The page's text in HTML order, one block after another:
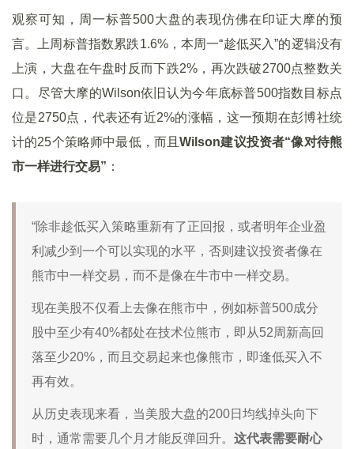
观察可知，周一标普500大盘的表现仿佛在印证大摩的预
言。上周标普指数累跌1.6%，本周一“趁低买入”的逻辑没有
上演，大盘在午盘时反而下跌2%，再次跌破2700点整数关
口。尽管大摩的Wilson依旧认为今年底标普500指数目标点
位是2750点，代表还有近2%的涨幅，这一预期在彭博社统
计的25个策略师中最低，而且Wilson建议投资者“像对待熊
市一样进行交易” ：
“除非趁低买入策略重新有了正回报，或者明年企业盈
利减少到一个可以实现的水平，否则建议投资者像在
熊市中一样交易，而不是像在牛市中一样交易。
现在美股不仅看上去像在熊市中，例如标普500成分
股中至少有40%都处在技术位熊市，即从52周新高回
落至少20%，而且交易起来也像熊市，即逢低买入不
再有效。
从历史表现来看，当美股大盘的200日均线掉头向下
时，通常需要几个月才能反弹回升。 这代表需要耐心